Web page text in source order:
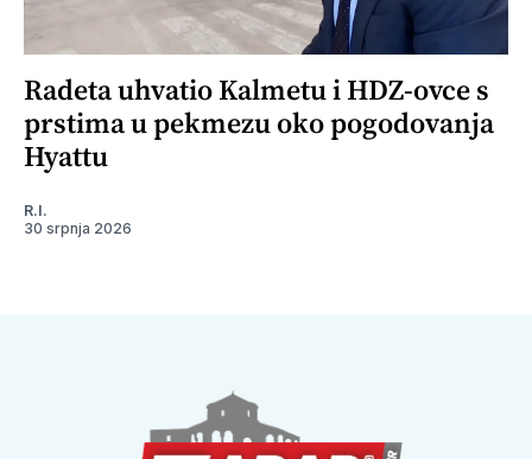
Radeta uhvatio Kalmetu i HDZ-ovce s
prstima u pekmezu oko pogodovanja
Hyattu
R.I.
30 srpnja 2026